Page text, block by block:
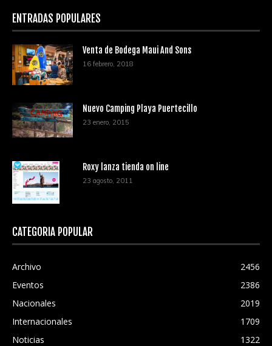
ENTRADAS POPULARES
Venta de Bodega Maui And Sons
16 febrero, 2018
Nuevo Camping Playa Puertecillo
23 enero, 2015
Roxy lanza tienda on line
23 agosto, 2011
CATEGORÍA POPULAR
Archivo
2456
Eventos
2386
Nacionales
2019
Internacionales
1709
Noticias
1322